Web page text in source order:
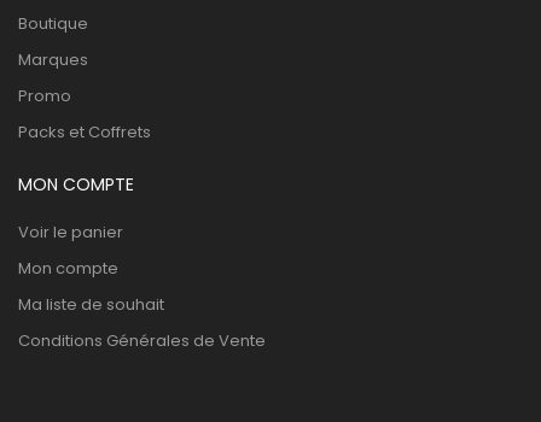
Boutique
Marques
Promo
Packs et Coffrets
MON COMPTE
Voir le panier
Mon compte
Ma liste de souhait
Conditions Générales de Vente